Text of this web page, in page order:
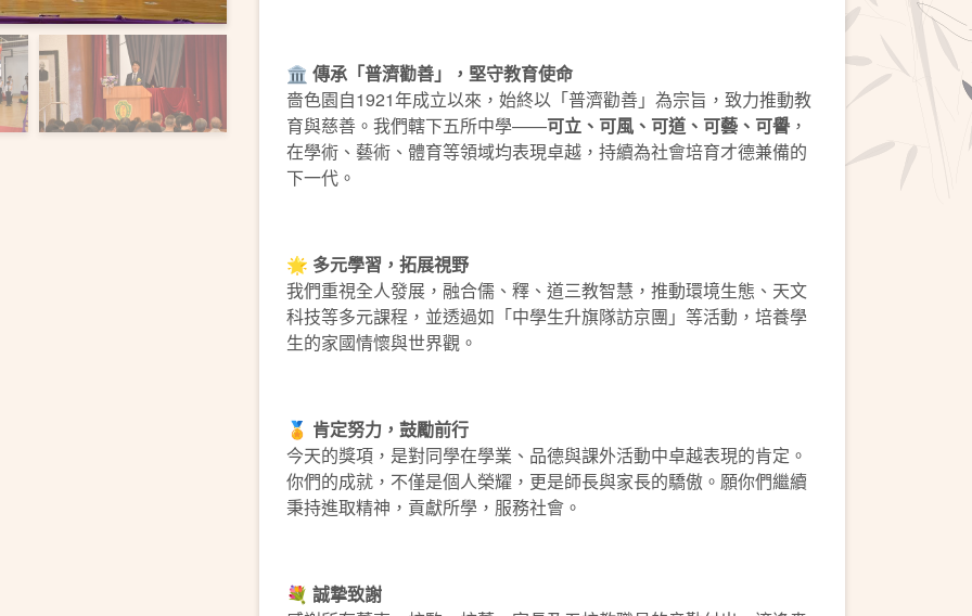
🏛️ 傳承「普濟勸善」，堅守教育使命
嗇色園自1921年成立以來，始終以「普濟勸善」為宗旨，致力推動教
育與慈善。我們轄下五所中學——可立、可風、可道、可藝、可譽，
在學術、藝術、體育等領域均表現卓越，持續為社會培育才德兼備的
下一代。
🌟 多元學習，拓展視野
我們重視全人發展，融合儒、釋、道三教智慧，推動環境生態、天文
科技等多元課程，並透過如「中學生升旗隊訪京團」等活動，培養學
生的家國情懷與世界觀。
🏅 肯定努力，鼓勵前行
今天的獎項，是對同學在學業、品德與課外活動中卓越表現的肯定。
你們的成就，不僅是個人榮耀，更是師長與家長的驕傲。願你們繼續
秉持進取精神，貢獻所學，服務社會。
💐 誠摯致謝